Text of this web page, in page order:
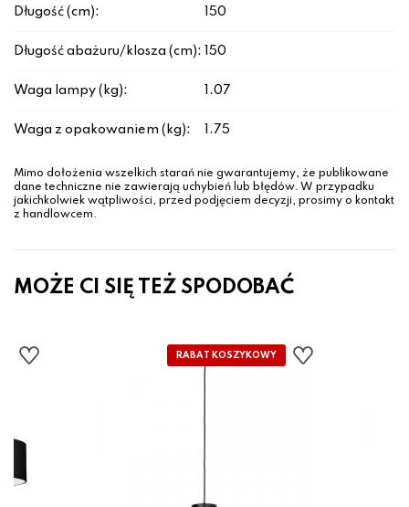
Długość (cm): 150
Długość abażuru/klosza (cm): 150
Waga lampy (kg): 1.07
Waga z opakowaniem (kg): 1.75
Mimo dołożenia wszelkich starań nie gwarantujemy, że publikowane
dane techniczne nie zawierają uchybień lub błędów. W przypadku
jakichkolwiek wątpliwości, przed podjęciem decyzji, prosimy o kontakt
z handlowcem.
MOŻE CI SIĘ TEŻ SPODOBAĆ